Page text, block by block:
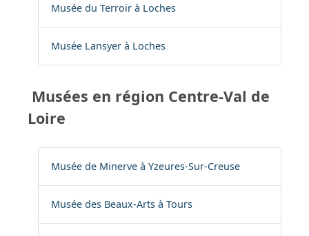
Musée du Terroir à Loches
Musée Lansyer à Loches
Musées en région Centre-Val de
Loire
Musée de Minerve à Yzeures-Sur-Creuse
Musée des Beaux-Arts à Tours